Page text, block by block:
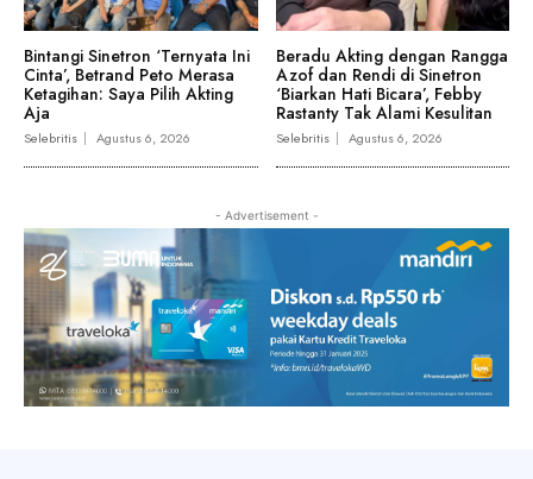
Bintangi Sinetron ‘Ternyata Ini
Cinta’, Betrand Peto Merasa
Ketagihan: Saya Pilih Akting
Aja
Selebritis Agustus 6, 2026
Beradu Akting dengan Rangga
Azof dan Rendi di Sinetron
‘Biarkan Hati Bicara’, Febby
Rastanty Tak Alami Kesulitan
Selebritis Agustus 6, 2026
- Advertisement -